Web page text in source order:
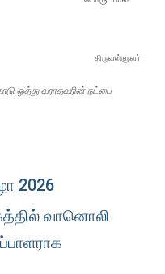
திருவள்ளுவர்
ஒத்து வராதவரின் நட்பை
2026
வானொலி